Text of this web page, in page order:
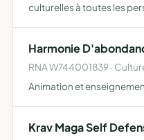
culturelles à toutes les
Harmonie
RNA W744001839 ·
Animation et
Krav Maga Self